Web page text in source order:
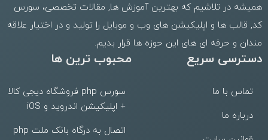
همیشه در تلاشیم که بهترینآموزش ها, مقالات تخصصی، سورس
کد, قالب ها و اپلیکیشن های وب و موبایل را تولید و در اختیار علاقه
مندان و حرفه ای های این حوزه ها قرار بدیم.
دسترسی سریع
تماس با ما
درباره ما
محبوب ترین ها
سورس php فروشگاه دیجی کالا
+ اپلیکیشن اندروید و iOS
اتصال به درگاه بانک ملت php